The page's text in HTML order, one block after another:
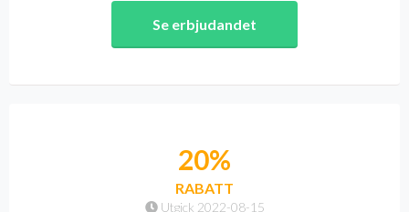
Se erbjudandet
Utgick 2022-08-15
20%
RABATT